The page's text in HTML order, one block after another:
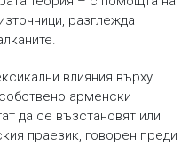
разглежда
влияния върху
арменски
да се възстановят или
праезик, говорен преди